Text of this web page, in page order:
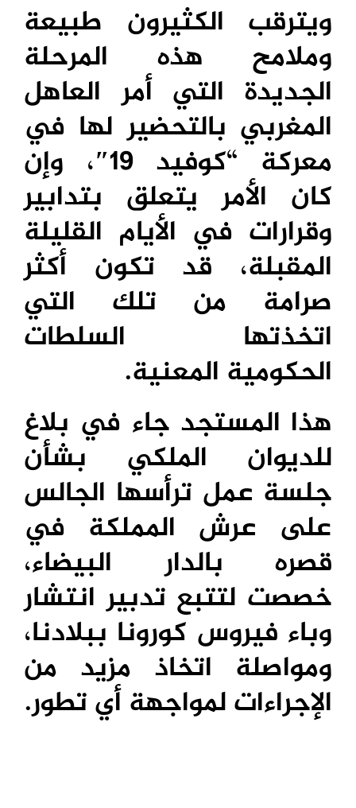
ويترقب الكثيرون طبيعة
وملامح هذه المرحلة
الجديدة التي أمر العاهل
المغربي بالتحضير لها في
معركة “كوفيد 19″، وإن
كان الأمر يتعلق بتدابير
وقرارات في الأيام القليلة
المقبلة، قد تكون أكثر
صرامة من تلك التي
اتخذتها السلطات
الحكومية المعنية.
هذا المستجد جاء في بلاغ
للديوان الملكي بشأن
جلسة عمل ترأسها الجالس
على عرش المملكة في
قصره بالدار البيضاء،
خصصت لتتبع تدبير انتشار
وباء فيروس كورونا ببلادنا،
ومواصلة اتخاذ مزيد من
الإجراءات لمواجهة أي تطور.